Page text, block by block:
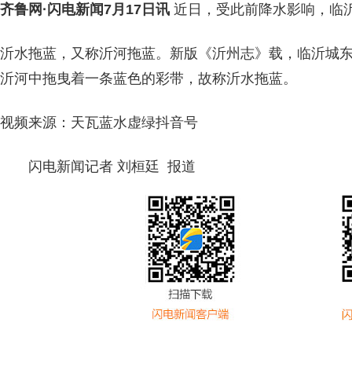
齐鲁网 ·闪电新闻7月17日讯 近日，受此前降水影响，临
沂水拖蓝，又称沂河拖蓝。新版《沂州志》载，临沂城
沂河中拖曳着一条蓝色的彩带，故称沂水拖蓝。
视频来源：天瓦蓝水虚绿抖音号
闪电新闻记者 刘桓廷 报道